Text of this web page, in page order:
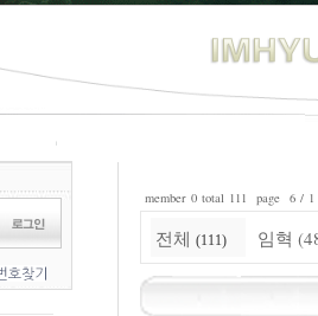
member 0 total 111 page 6 / 1
전체 (111) 임혁